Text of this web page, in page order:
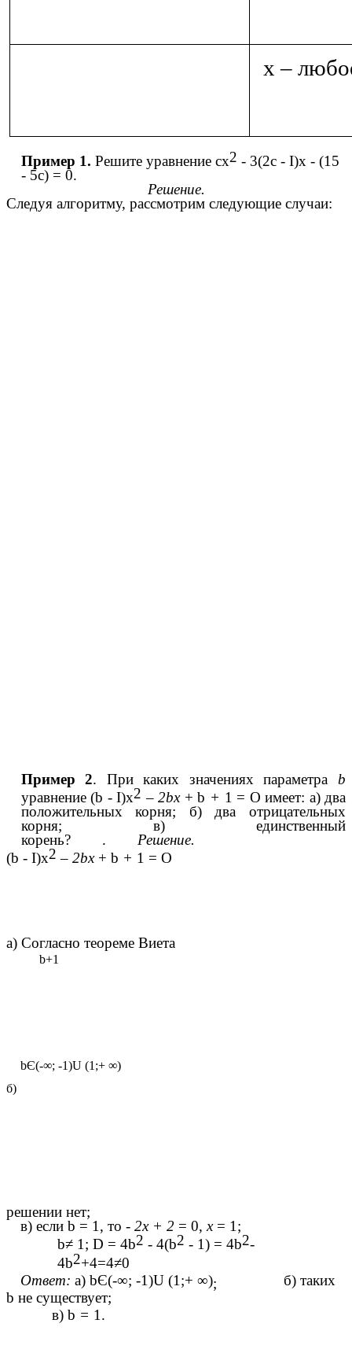
x –
Пример 1. Решите уравнение сx2 - 3(2с - I)x - (15
- 5с) = 0.
Решение.
Следуя алгоритму, рассмотрим следующие случаи:
Пример 2. При каких значениях параметраb
уравнение (b - I)x2 –2bх + b + 1 = О имеет: а) два
положительных корня; б) два отрицательных
корня; в) единственный
корень? . Решение.
(b - I)x2 – 2bх + b + 1 = О
а) Согласно теореме Виета
b+1
bЄ(-∞; -1)U (1;+ ∞)
б)
решении нет;
в) если b = 1, то -2х + 2 = 0,х = 1;
b≠ 1; D = 4b2 - 4(b2 - 1) = 4b2-
4b2+4=4≠0
Ответ:а) bЄ(-∞; -1)U (1;+ ∞); б) таких
b не существует;
в) b = 1.